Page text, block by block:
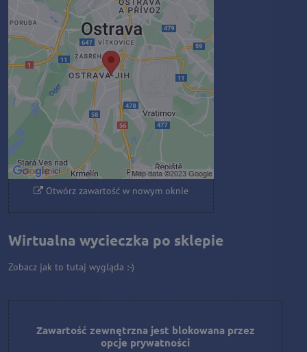
Zawartość zewnętrzna jest
blokowana przez opcje
prywatności
Czy chcesz załadować zawartość
zewnętrzną?
Zezwól raz
Zezwalaj zawsze - zgadzam się z
typem pliku cookie: Funkcjonalny
Otwórz zawartość w nowym oknie
Wirtualna wycieczka po sklepie
Zobacz jak to tutaj wygląda :-)
Zawartość zewnętrzna jest blokowana przez
opcje prywatności